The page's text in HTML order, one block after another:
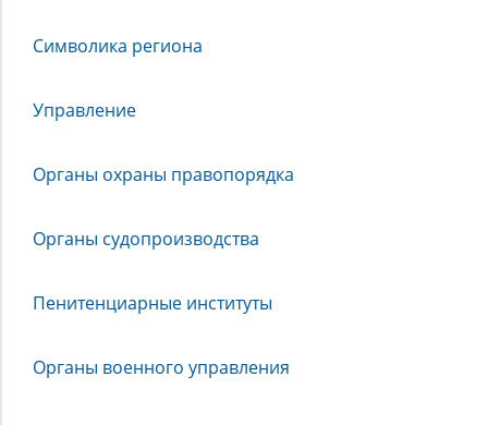
Символика региона
Управление
Органы охраны правопорядка
Органы судопроизводства
Пенитенциарные институты
Органы военного управления